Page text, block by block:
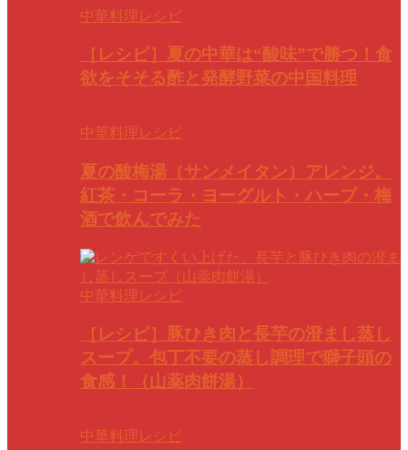
中華料理レシピ
［レシピ］夏の中華は“酸味”で勝つ！食
欲をそそる酢と発酵野菜の中国料理
中華料理レシピ
夏の酸梅湯（サンメイタン）アレンジ。
紅茶・コーラ・ヨーグルト・ハーブ・梅
酒で飲んでみた
中華料理レシピ
［レシピ］豚ひき肉と長芋の澄まし蒸し
スープ。包丁不要の蒸し調理で獅子頭の
食感！（山薬肉餅湯）
中華料理レシピ